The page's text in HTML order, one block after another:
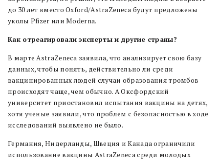
до 30 лет вместо Oxford/AstraZeneca будут предложены
уколы Pfizer или Moderna.
Как отреагировали эксперты и другие страны?
В марте AstraZeneca заявила, что анализирует свою базу
данных, чтобы понять, действительно ли среди
вакцинированных людей случаи образования тромбов
происходят чаще, чем обычно. А Оксфордский
университет приостановил испытания вакцины на детях,
хотя ученые заявили, что проблем с безопасностью в ходе
исследований выявлено не было.
Германия, Нидерланды, Швеция и Канада ограничили
использование вакцины AstraZeneca среди молодых